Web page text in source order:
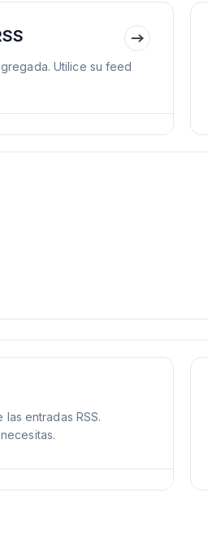
Utilice su feed
entradas RSS.